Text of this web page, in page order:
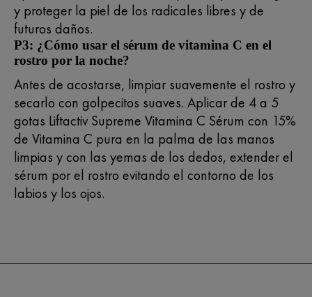
y proteger la piel de los radicales libres y de
futuros daños.
P3: ¿Cómo usar el sérum de vitamina C en el
rostro por la noche?
Antes de acostarse, limpiar suavemente el rostro y
secarlo con golpecitos suaves. Aplicar de 4 a 5
gotas Liftactiv Supreme Vitamina C Sérum con 15%
de Vitamina C pura en la palma de las manos
limpias y con las yemas de los dedos, extender el
sérum por el rostro evitando el contorno de los
labios y los ojos.